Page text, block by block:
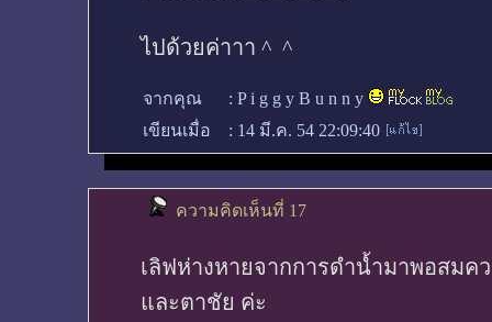
ไปด้วยค่าาา ^ ^
จากคุณ : P i g g y B u n n y
เขียนเมื่อ
: 14 มี.ค. 54 22:09:40
ความคิดเห็นที่ 17
เลิฟห่างหายจากการดำน้ำมาพอสมค
และตาชัย ค่ะ